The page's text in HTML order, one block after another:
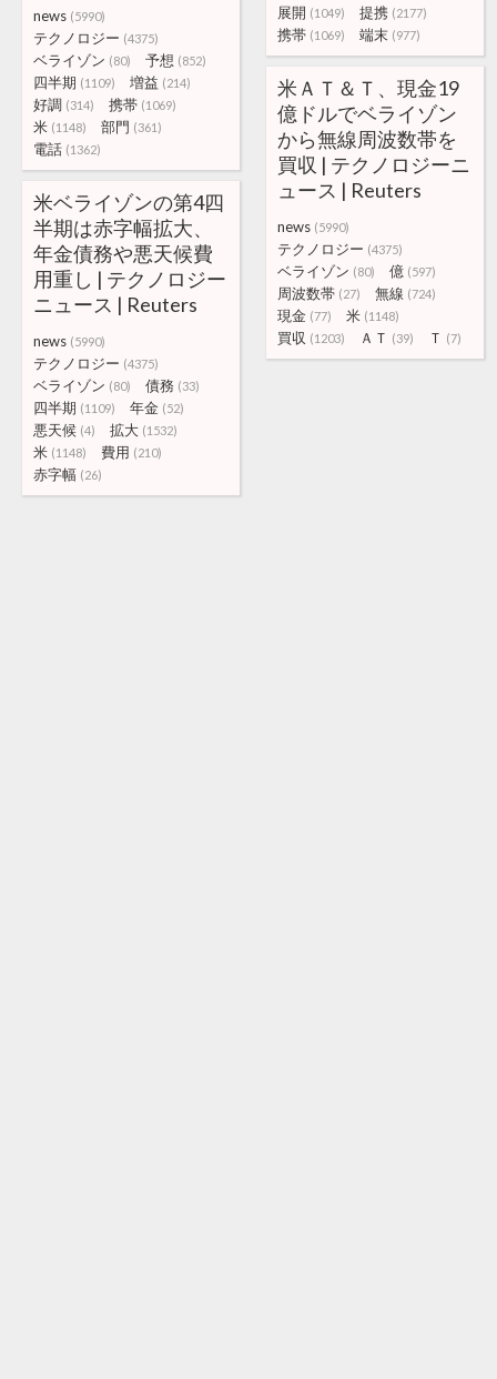
展開 (1049) 提携 (2177)
携帯 (1069) 端末 (977)
news (5990)
テクノロジー (4375)
ベライゾン (80) 予想 (852)
四半期 (1109) 増益 (214)
好調 (314) 携帯 (1069)
米 (1148) 部門 (361)
電話 (1362)
米ＡＴ＆Ｔ、現金19
億ドルでベライゾン
から無線周波数帯を
買収 | テクノロジーニ
ュース | Reuters
news (5990)
テクノロジー (4375)
ベライゾン (80) 億 (597)
周波数帯 (27) 無線 (724)
現金 (77) 米 (1148)
買収 (1203) ＡＴ (39) Ｔ (7)
米ベライゾンの第4四
半期は赤字幅拡大、
年金債務や悪天候費
用重し | テクノロジー
ニュース | Reuters
news (5990)
テクノロジー (4375)
ベライゾン (80) 債務 (33)
四半期 (1109) 年金 (52)
悪天候 (4) 拡大 (1532)
米 (1148) 費用 (210)
赤字幅 (26)